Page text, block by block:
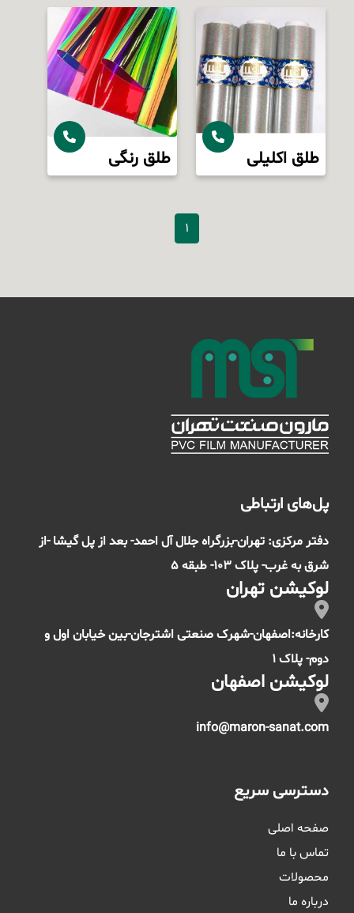
عرض دو متر به طول‌های 50 و 100 یاردی با
فرمول‌های 50 الی 500 میکرون قابل تولید می‌باشد.
طلق اکلیلی طلق رنگی
1
پل‌های ارتباطی
دفتر مرکزی: تهران-بزرگراه جلال آل احمد- بعد از پل گیشا -از
شرق به غرب- پلاک 103- طبقه 5
لوکیشن تهران
کارخانه:اصفهان-شهرک صنعتی اشترجان-بین خیابان اول و
دوم- پلاک 1
لوکیشن اصفهان
info@maron-sanat.com
دسترسی سریع
صفحه اصلی
تماس با ما
محصولات
درباره ما